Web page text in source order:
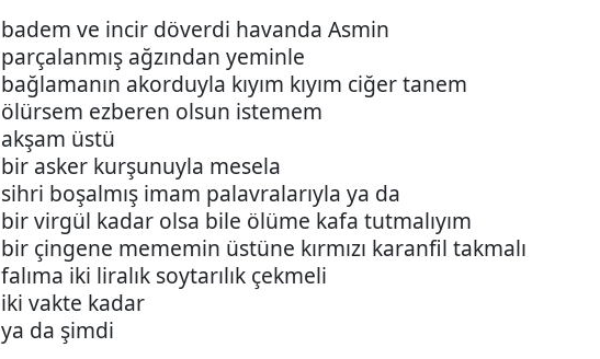
badem ve incir döverdi havanda Asmin
parçalanmış ağzından yeminle
bağlamanın akorduyla kıyım kıyım ciğer tanem
ölürsem ezberen olsun istemem
akşam üstü
bir asker kurşunuyla mesela
sihri boşalmış imam palavralarıyla ya da
bir virgül kadar olsa bile ölüme kafa tutmalıyım
bir çingene mememin üstüne kırmızı karanfil takmalı
falıma iki liralık soytarılık çekmeli
iki vakte kadar
ya da şimdi